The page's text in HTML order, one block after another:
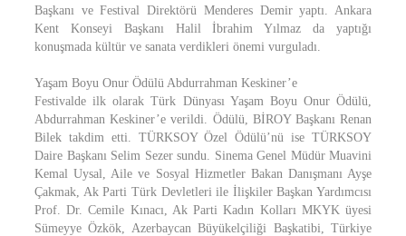
Başkanı ve Festival Direktörü Menderes Demir yaptı. Ankara
Kent Konseyi Başkanı Halil İbrahim Yılmaz da yaptığı
konuşmada kültür ve sanata verdikleri önemi vurguladı.
Yaşam Boyu Onur Ödülü Abdurrahman Keskiner’e
Festivalde ilk olarak Türk Dünyası Yaşam Boyu Onur Ödülü,
Abdurrahman Keskiner’e verildi. Ödülü, BİROY Başkanı Renan
Bilek takdim etti. TÜRKSOY Özel Ödülü’nü ise TÜRKSOY
Daire Başkanı Selim Sezer sundu. Sinema Genel Müdür Muavini
Kemal Uysal, Aile ve Sosyal Hizmetler Bakan Danışmanı Ayşe
Çakmak, Ak Parti Türk Devletleri ile İlişkiler Başkan Yardımcısı
Prof. Dr. Cemile Kınacı, Ak Parti Kadın Kolları MKYK üyesi
Sümeyye Özkök, Azerbaycan Büyükelçiliği Başkatibi, Türkiye